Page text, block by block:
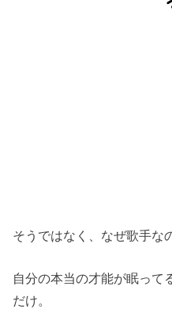
そうではなく、なぜ歌手な
自分の本当の才能が眠って
だけ。